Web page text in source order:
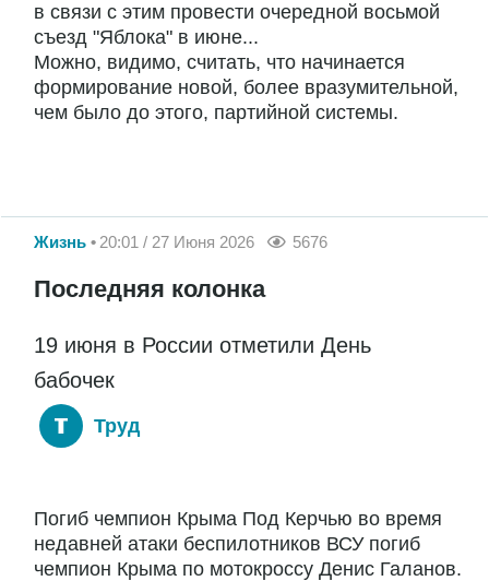
в связи с этим провести очередной восьмой
съезд "Яблока" в июне...
Можно, видимо, считать, что начинается
формирование новой, более вразумительной,
чем было до этого, партийной системы.
Жизнь 20:01 / 27 Июня 2026 5676
Последняя колонка
19 июня в России отметили День
бабочек
Труд
Погиб чемпион Крыма Под Керчью во время
недавней атаки беспилотников ВСУ погиб
чемпион Крыма по мотокроссу Денис Галанов.